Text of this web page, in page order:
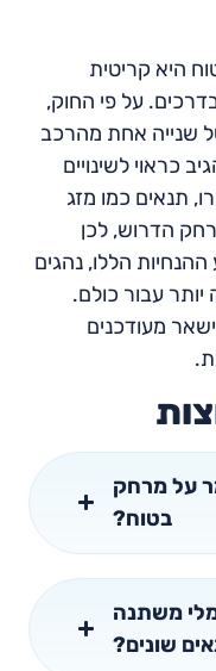
היא קריטית
על פי החוק,
שנייה אחת מהרכב
כראוי לשינויים
תנאים כמו מזג
הדרוש, לכן
הללו, נהגים
יותר עבור כולם.
מעודכנים
על מרחק
בטוח?
משתנה
שונים?